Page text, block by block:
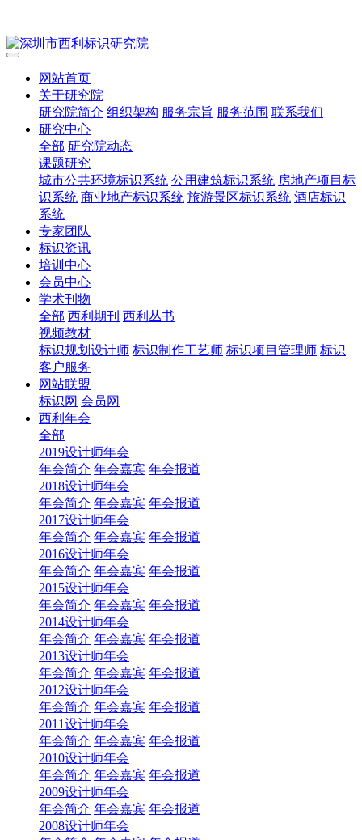
网站首页
关于研究院
研究院简介 组织架构 服务宗旨 服务范围 联系我们
研究中心
全部 研究院动态
课题研究
城市公共环境标识系统 公用建筑标识系统 房地产项目标
识系统 商业地产标识系统 旅游景区标识系统 酒店标识
系统
专家团队
标识资讯
培训中心
会员中心
学术刊物
全部 西利期刊 西利丛书
视频教材
标识规划设计师 标识制作工艺师 标识项目管理师 标识
客户服务
网站联盟
标识网 会员网
西利年会
全部
2019设计师年会
年会简介 年会嘉宾 年会报道
2018设计师年会
年会简介 年会嘉宾 年会报道
2017设计师年会
年会简介 年会嘉宾 年会报道
2016设计师年会
年会简介 年会嘉宾 年会报道
2015设计师年会
年会简介 年会嘉宾 年会报道
2014设计师年会
年会简介 年会嘉宾 年会报道
2013设计师年会
年会简介 年会嘉宾 年会报道
2012设计师年会
年会简介 年会嘉宾 年会报道
2011设计师年会
年会简介 年会嘉宾 年会报道
2010设计师年会
年会简介 年会嘉宾 年会报道
2009设计师年会
年会简介 年会嘉宾 年会报道
2008设计师年会